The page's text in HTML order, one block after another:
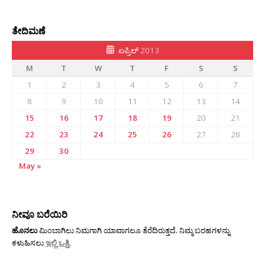
ತೇದಿಮಣೆ
ಏಪ್ರಿಲ್ 2013
M
T W T F S
S
1
2 3 4 5 6
7
8
9 10 11 12 13
14
15
16 17 18 19 20
21
22
23 24 25 26 27
28
29
30
May »
ನೀವೂ ಬರೆಯಿರಿ
ಹೊನಲುಮಿಂಬಾಗಿಲು ನಿಮಗಾಗಿ ಯಾವಾಗಲೂ ತೆರೆದಿರುತ್ತದೆ. ನಿಮ್ಮ ಬರಹಗಳನ್ನು
ಕಳುಹಿಸಲುಇಲ್ಲಿ ಒತ್ತಿ.